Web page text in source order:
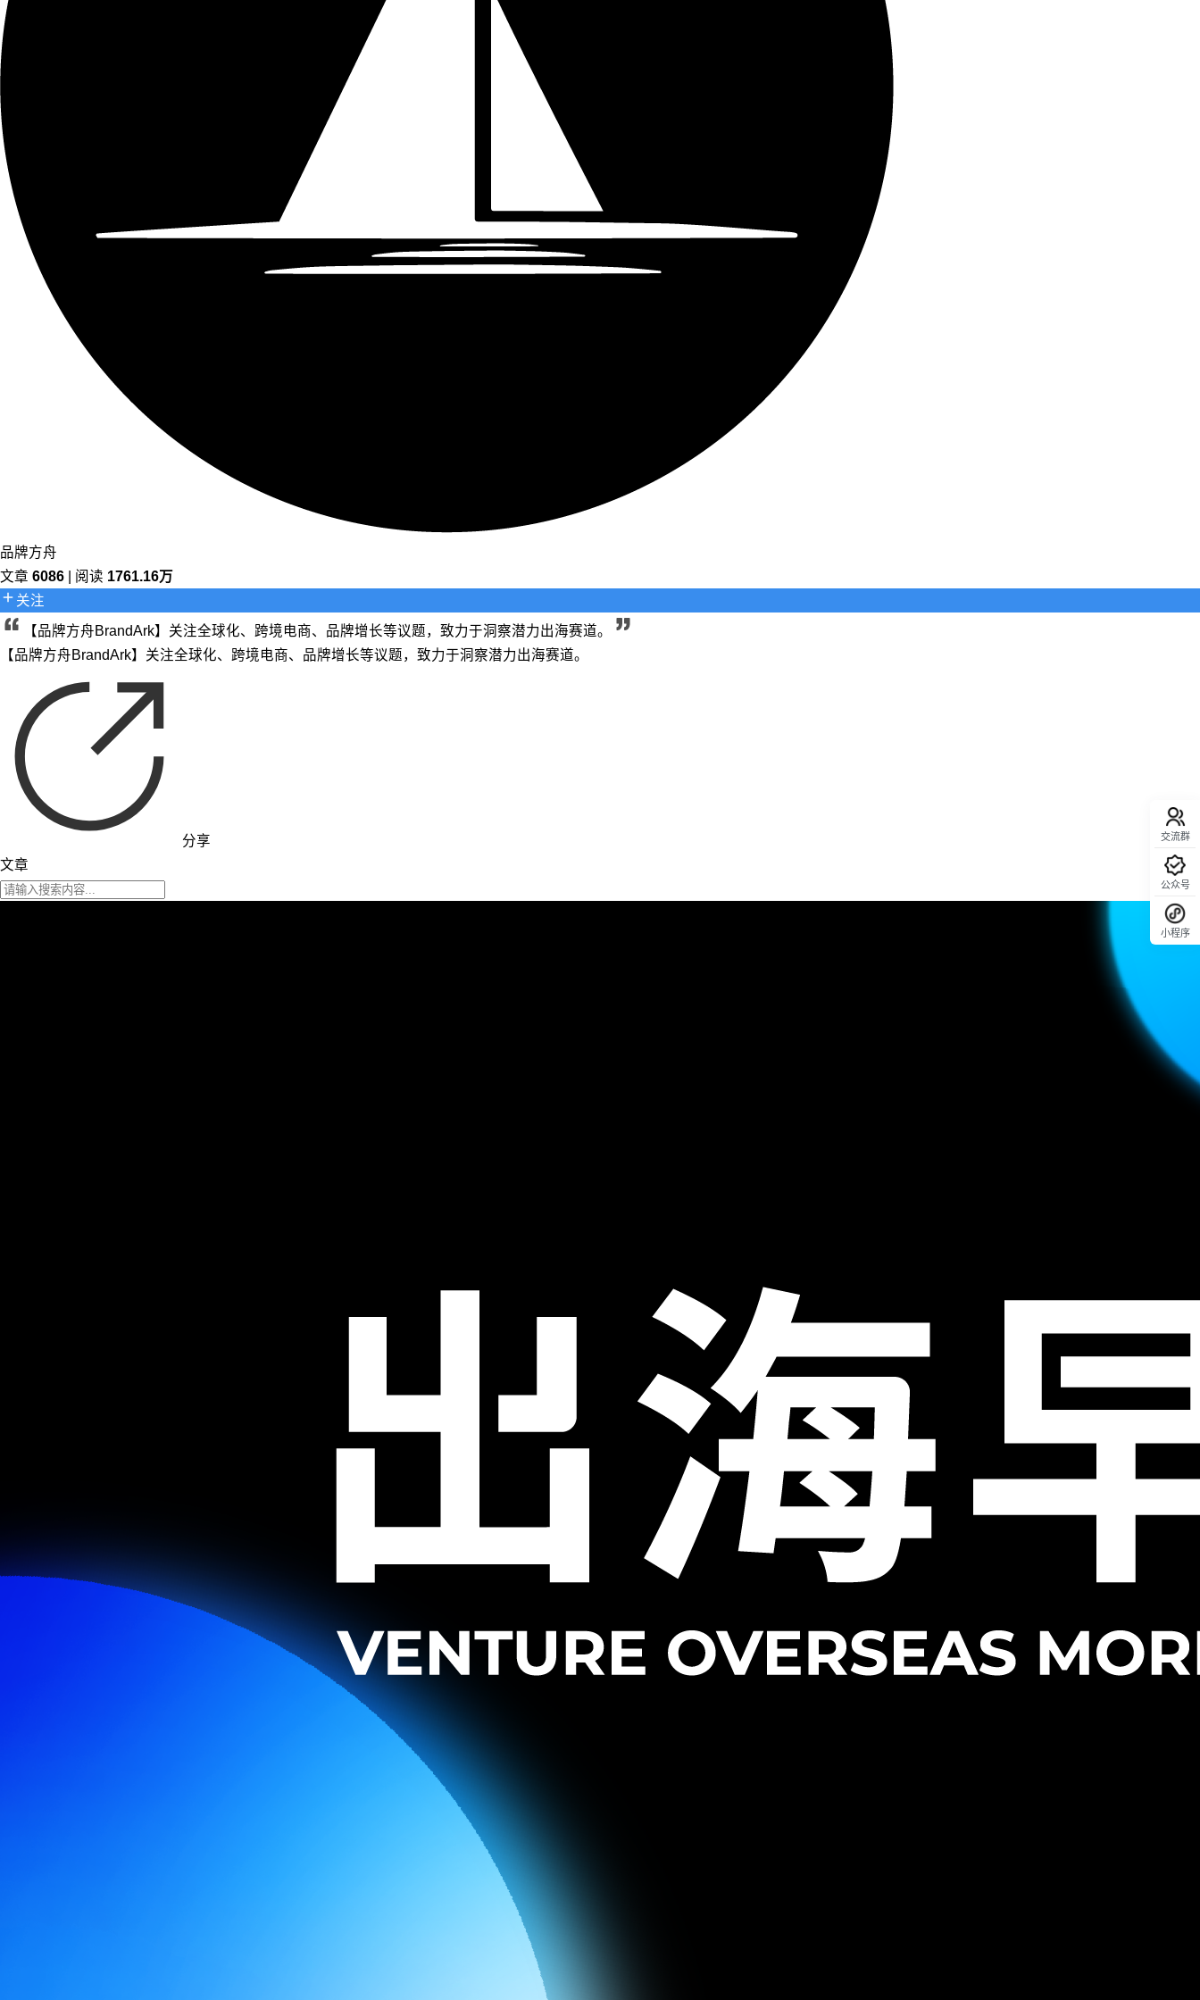
品牌方舟
文章 6086 | 阅读 1761.16万
关注
【品牌方舟BrandArk】关注全球化、跨境电商、品牌增长等议题，致力于洞察潜力出海赛道。
【品牌方舟BrandArk】关注全球化、跨境电商、品牌增长等议题，致力于洞察潜力出海赛道。
分享
文章
交流群
公众号
小程序
回顶部